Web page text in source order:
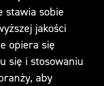
stawia sobie
jakości
opiera się
się i stosowaniu
aby